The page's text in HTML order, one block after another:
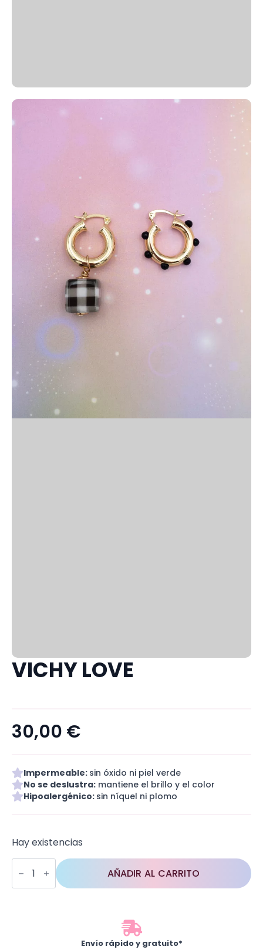
VICHY LOVE
30,00 €
Impermeable: sin óxido ni piel verde
No se deslustra: mantiene el brillo y el color
Hipoalergénico: sin níquel ni plomo
Hay existencias
Vichy
Love
cantidad
AÑADIR AL CARRITO
Envío rápido y gratuito*